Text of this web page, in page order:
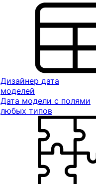
Дизайнер дата
моделей
Дата модели с полями
любых типов